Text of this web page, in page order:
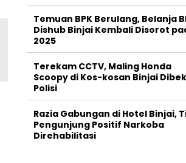
Temuan BPK Berulang, Belanja
Dishub Binjai Kembali Disorot
2025
Terekam CCTV, Maling Honda
Scoopy di Kos-kosan Binjai
Polisi
Razia Gabungan di Hotel Binjai,
Pengunjung Positif Narkoba
Direhabilitasi